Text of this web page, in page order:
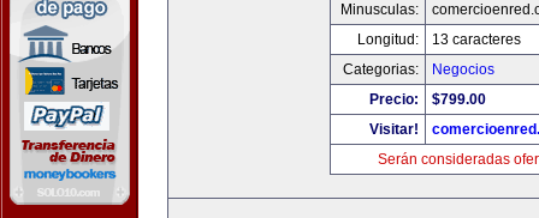
Minusculas:
Longitud:
13 caracteres
Categorias:
Negocios
Precio:
$799.00
Visitar!
Serán consideradas